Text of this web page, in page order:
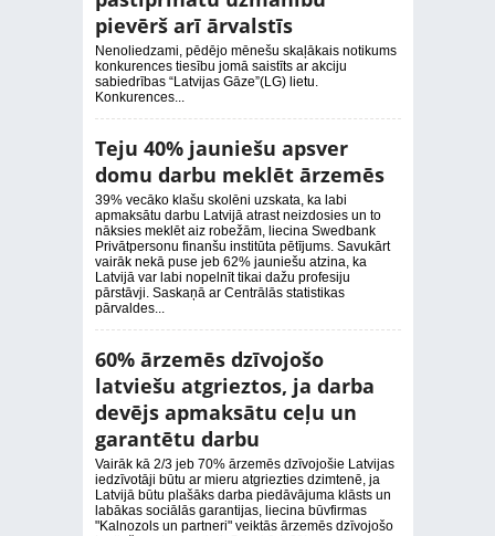
pievērš arī ārvalstīs
Nenoliedzami, pēdējo mēnešu skaļākais notikums
konkurences tiesību jomā saistīts ar akciju
sabiedrības “Latvijas Gāze”(LG) lietu.
Konkurences...
Teju 40% jauniešu apsver
domu darbu meklēt ārzemēs
39% vecāko klašu skolēni uzskata, ka labi
apmaksātu darbu Latvijā atrast neizdosies un to
nāksies meklēt aiz robežām, liecina Swedbank
Privātpersonu finanšu institūta pētījums. Savukārt
vairāk nekā puse jeb 62% jauniešu atzina, ka
Latvijā var labi nopelnīt tikai dažu profesiju
pārstāvji. Saskaņā ar Centrālās statistikas
pārvaldes...
60% ārzemēs dzīvojošo
latviešu atgrieztos, ja darba
devējs apmaksātu ceļu un
garantētu darbu
Vairāk kā 2/3 jeb 70% ārzemēs dzīvojošie Latvijas
iedzīvotāji būtu ar mieru atgriezties dzimtenē, ja
Latvijā būtu plašāks darba piedāvājuma klāsts un
labākas sociālās garantijas, liecina būvfirmas
"Kalnozols un partneri" veiktās ārzemēs dzīvojošo